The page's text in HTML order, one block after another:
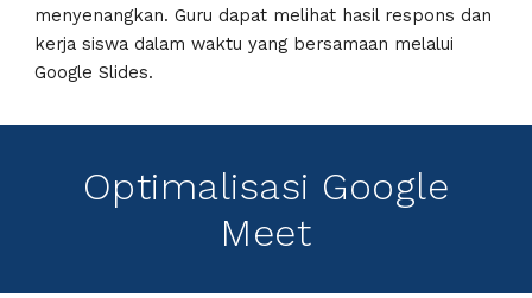
menyenangkan. Guru dapat melihat hasil respons dan
kerja siswa dalam waktu yang bersamaan melalui
Google Slides.
Optimalisasi Google
Meet